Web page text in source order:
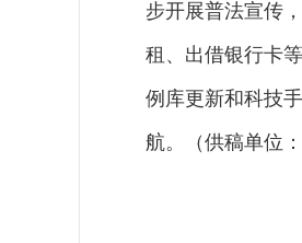
步开展普法宣传
租、出借银行卡
例库更新和科技
航。（供稿单位